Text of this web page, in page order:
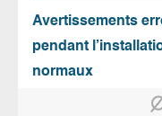
Avertissements
pendant
normaux